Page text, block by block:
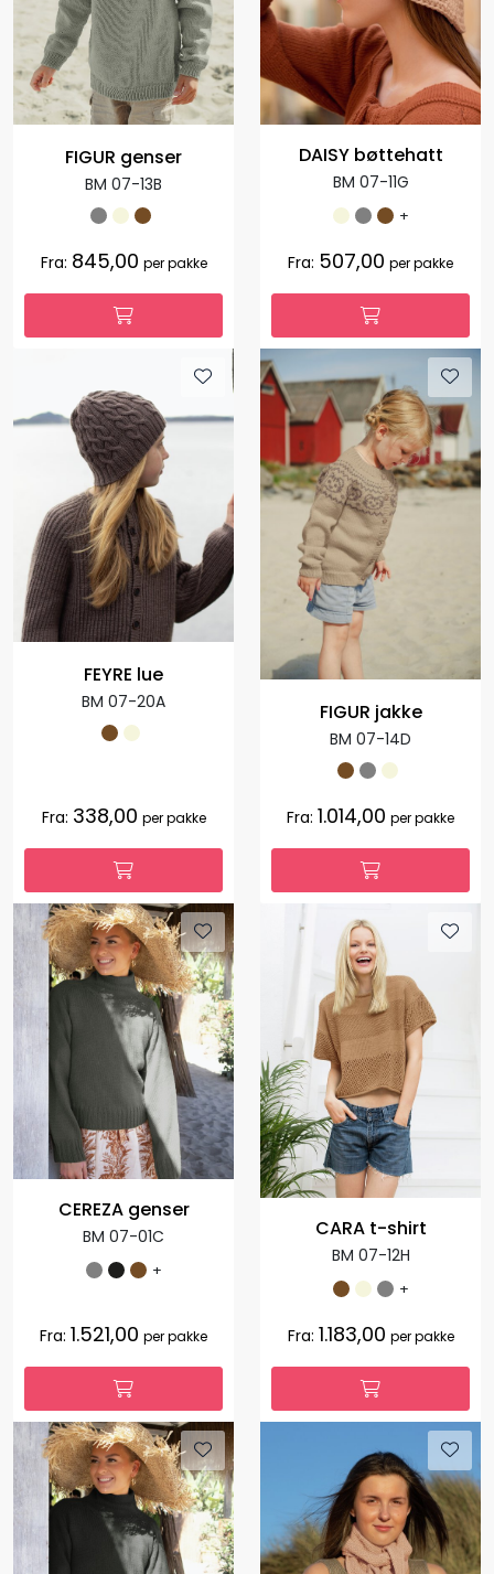
FIGUR genser
BM 07-13B
Fra: 845,00 per pakke
DAISY bøttehatt
BM 07-11G
+
Fra: 507,00 per pakke
FEYRE lue
BM 07-20A
Fra: 338,00 per pakke
FIGUR jakke
BM 07-14D
Fra: 1.014,00 per pakke
CEREZA genser
BM 07-01C
+
Fra: 1.521,00 per pakke
CARA t-shirt
BM 07-12H
+
Fra: 1.183,00 per pakke